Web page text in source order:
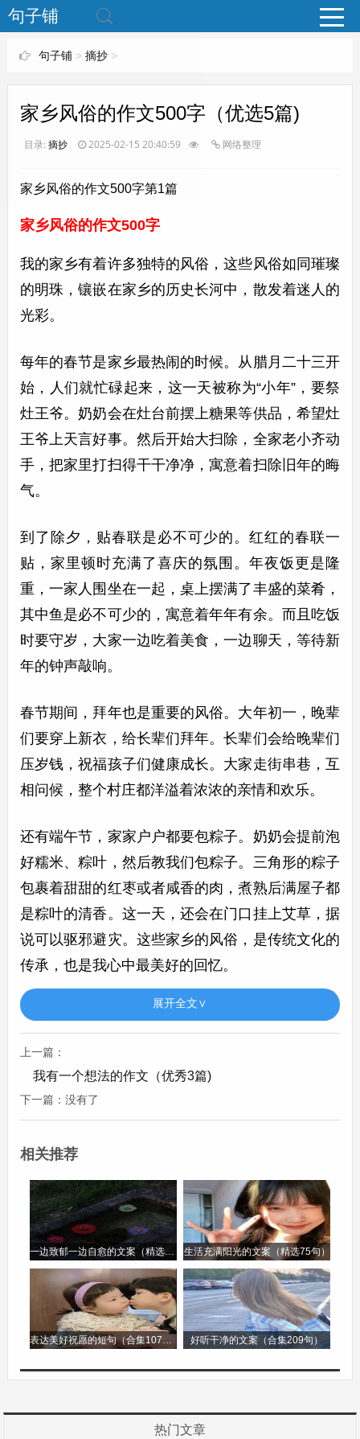
www.bjuzi.com
句子铺
句子铺> 摘抄>
家乡风俗的作文500字（优选5篇)
目录: 摘抄 2025-02-15 20:40:59 网络整理
家乡风俗的作文500字第1篇
家乡风俗的作文500字
我的家乡有着许多独特的风俗，这些风俗如同璀璨
的明珠，镶嵌在家乡的历史长河中，散发着迷人的
光彩。
每年的春节是家乡最热闹的时候。从腊月二十三开
始，人们就忙碌起来，这一天被称为“小年”，要祭
灶王爷。奶奶会在灶台前摆上糖果等供品，希望灶
王爷上天言好事。然后开始大扫除，全家老小齐动
手，把家里打扫得干干净净，寓意着扫除旧年的晦
气。
到了除夕，贴春联是必不可少的。红红的春联一
贴，家里顿时充满了喜庆的氛围。年夜饭更是隆
重，一家人围坐在一起，桌上摆满了丰盛的菜肴，
其中鱼是必不可少的，寓意着年年有余。而且吃饭
时要守岁，大家一边吃着美食，一边聊天，等待新
年的钟声敲响。
春节期间，拜年也是重要的风俗。大年初一，晚辈
们要穿上新衣，给长辈们拜年。长辈们会给晚辈们
压岁钱，祝福孩子们健康成长。大家走街串巷，互
相问候，整个村庄都洋溢着浓浓的亲情和欢乐。
还有端午节，家家户户都要包粽子。奶奶会提前泡
好糯米、粽叶，然后教我们包粽子。三角形的粽子
包裹着甜甜的红枣或者咸香的肉，煮熟后满屋子都
是粽叶的清香。这一天，还会在门口挂上艾草，据
说可以驱邪避灾。这些家乡的风俗，是传统文化的
传承，也是我心中最美好的回忆。
家乡风俗的作文500字第2篇
家乡风俗的作文500字
我的家乡有许多独特的风俗，这些风俗如同璀璨的
明珠，镶嵌在家乡的文化长河之中，令人着迷。
其中最让我印象深刻的是春节期间的风俗。从腊月
大家会打扫房屋，寓意着扫除过去一年的晦气。妈
妈会把家里的角角落落都清扫干净，爸爸则忙着贴
春联，红红的春联贴在门上，立刻增添了浓浓的年
到了除夕夜，全家人围坐在一起吃团圆饭。桌上摆
满了丰盛的菜肴，其中鱼是必不可少的，而且不能
吃完，象征着年年有余。吃完团圆饭，我们就会守
成长。那一个个红包，承载着长辈对晚辈的爱与期
展开全文∨
上一篇：
我有一个想法的作文（优秀3篇)
下一篇：没有了
相关推荐
一边致郁一边自愈的文案（精选96句） 生活充满阳光的文案（精选75句）
表达美好祝愿的短句（合集107句） 好听干净的文案（合集209句）
热门文章